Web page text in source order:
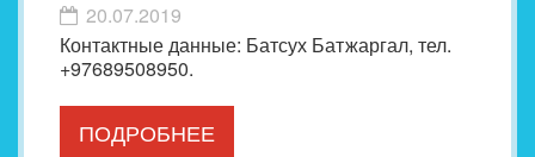
20.07.2019
Контактные данные: Батсух Батжаргал, тел.
+97689508950.
ПОДРОБНЕЕ